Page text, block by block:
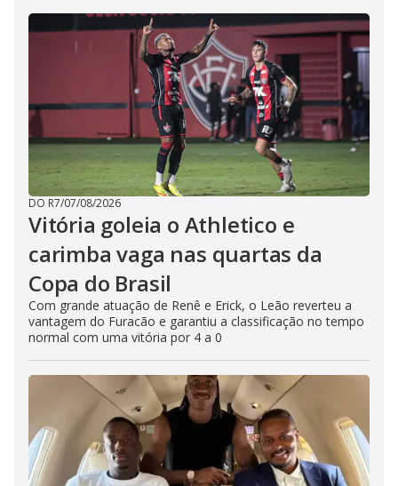
DO R7/07/08/2026
Vitória goleia o Athletico e
carimba vaga nas quartas da
Copa do Brasil
Com grande atuação de Renê e Erick, o Leão reverteu a
vantagem do Furacão e garantiu a classificação no tempo
normal com uma vitória por 4 a 0